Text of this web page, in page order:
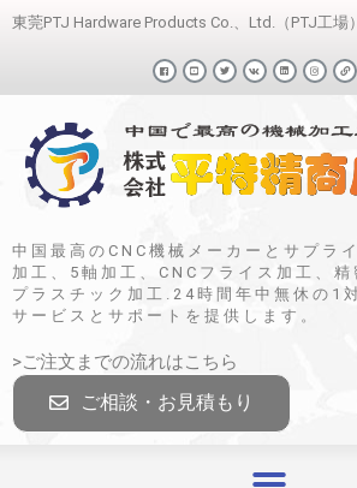
東莞PTJ Hardware Products Co.、Ltd.（PTJ工場）
中国最高のCNC機械メーカーとサプラ
加工、5軸加工、CNCフライス加工、精
プラスチック加工.24時間年中無休の1
サービスとサポートを提供します。
>ご注文までの流れはこちら
ご相談・お見積もり